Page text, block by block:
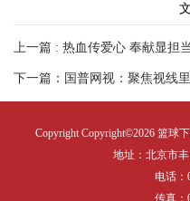
上一篇 : 热血传爱心 奉献显担
下一篇：国普网视：聚焦视线
Copyright Copyright©2026 篮球
地址：北京市
电话：
传真：